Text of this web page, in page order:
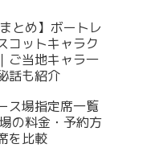
とめ】ボートレ
コットキャラク
ご当地キャラ一
話も紹介
ス場指定席一覧
の料金・予約方
を比較